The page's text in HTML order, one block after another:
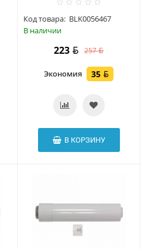
Код товара: BLK0056467
В наличии
223 257
Экономия 35
В КОРЗИНУ